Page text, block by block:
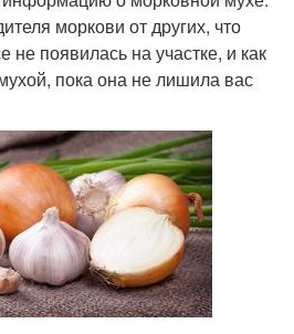
моркови от других, что
не появилась на участке, и как
пока она не лишила вас